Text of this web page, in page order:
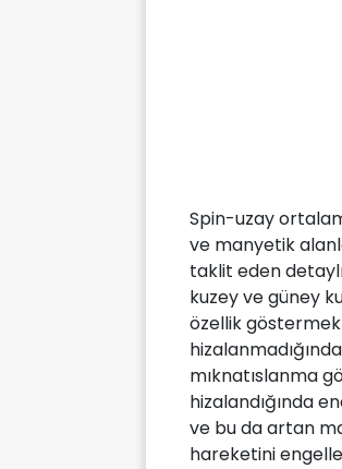
Spin-uzay
ve manyetik
taklit eden
kuzey ve güney
özellik
mıknatıslanma
hizalandığında
ve bu da artan
hareketini